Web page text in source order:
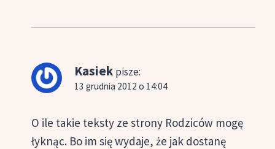
Kasiek pisze:
13 grudnia 2012 o 14:04
O ile takie teksty ze strony Rodziców mogę
łyknąc. Bo im się wydaje, że jak dostanę